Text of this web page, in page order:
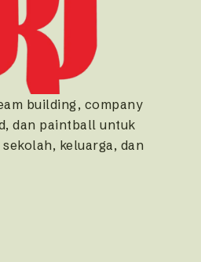
building, company
dan paintball untuk
keluarga, dan